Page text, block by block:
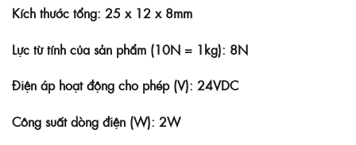
Kích thước tổng: 25 x 12 x 8mm
Lực từ tính của sản phẩm (10N = 1kg): 8N
Điện áp hoạt động cho phép (V): 24VDC
Công suất dòng điện (W): 2W